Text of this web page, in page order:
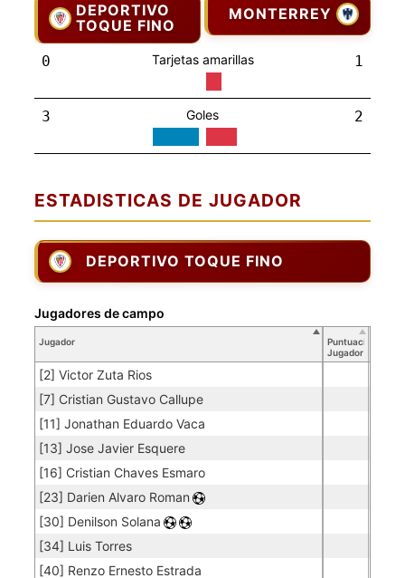
DEPORTIVO
TOQUE FINO
MONTERREY
0 Tarjetas amarillas 1
3 Goles 2
ESTADISTICAS DE JUGADOR
DEPORTIVO TOQUE FINO
Jugador
Puntuación
Jugador
[2] Victor Zuta Rios
[7] Cristian Gustavo Callupe
[11] Jonathan Eduardo Vaca
[13] Jose Javier Esquere
[16] Cristian Chaves Esmaro
[23] Darien Alvaro Roman
[30] Denilson Solana
[34] Luis Torres
[40] Renzo Ernesto Estrada
Jugadores de campo